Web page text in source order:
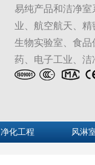
易纯产品和洁净
业、航空航天、精
生物实验室、食品
药、电子工业、洁
净化工程 风淋